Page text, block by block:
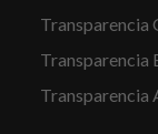
Transparencia
Transparencia
Transparencia